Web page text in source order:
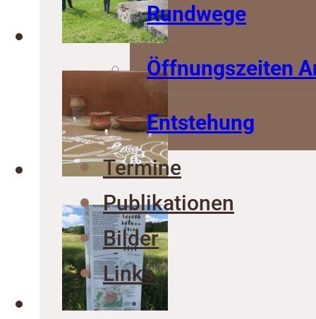
Rundwege
Öffnungszeiten
Entstehung
Termine
Publikationen
Bilder
Links